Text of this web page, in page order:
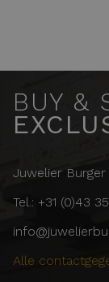
BUY &
Juwelier Burger
Tel.: +31 (0)43
Alle